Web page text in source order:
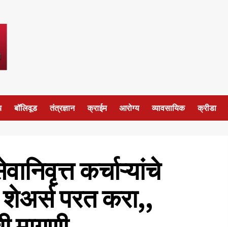
बॉलिवूड तंत्रज्ञान क्राईम आरोग्य व्यावसायिक क्रीडा
कर्चाऱ्यांचे
शेअर्स परत करा,,